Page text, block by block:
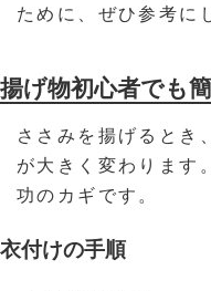
ために、ぜひ参考に
揚げ物初心者でも
ささみを揚げるとき
が大きく変わります
功のカギです。
衣付けの手順